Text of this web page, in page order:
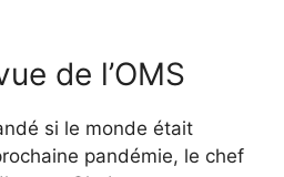
de l’OMS
si le monde était
pandémie, le chef